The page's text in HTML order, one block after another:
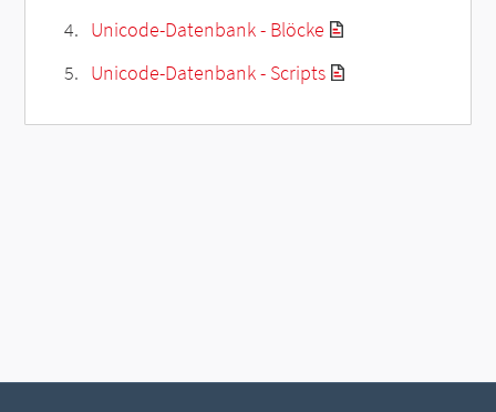
Unicode-Datenbank - Blöcke
Unicode-Datenbank - Scripts